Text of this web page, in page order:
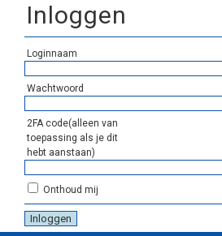
Inloggen
Loginnaam
Wachtwoord
2FA code(alleen van
toepassing als je dit
hebt aanstaan)
Onthoud mij